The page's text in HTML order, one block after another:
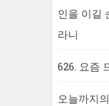
인을 이길
라니
626. 요즘
오늘까지